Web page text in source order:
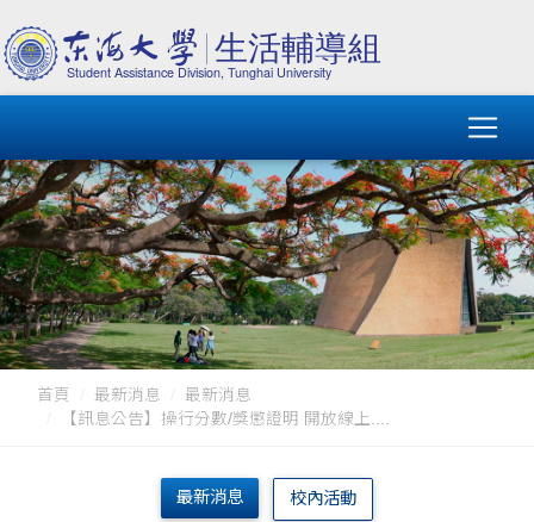
首頁 最新消息
最新消息
【訊息公告】操行分數/獎懲證明 開放線上....
最新消息 校內活動